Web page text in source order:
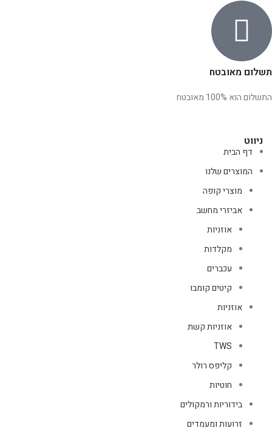
תשלום מאובטח
התשלום הוא 100% מאובטח
ניווט
דף הבית
המוצרים שלנו
מוצרי קופה
אביזרי מחשב
אוזניות
מקלדות
עכברים
קיטים קומבו
אוזניות
אוזניות קשת
TWS
קליפס רולר
חוטיות
בידוריות ורמקולים
זרועות ומעמדים